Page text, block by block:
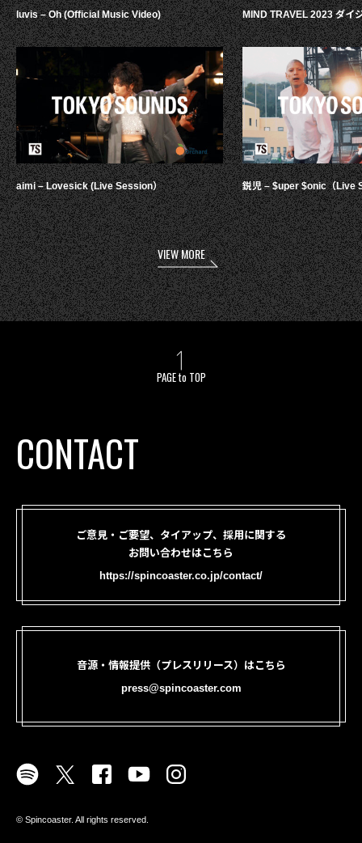
luvis – Oh (Official Music Video)
aimi – Lovesick (Live Session）
MIND TRAVEL 2023 ダイ
鋭児 – $uper $onic（Live
VIEW MORE
PAGE to TOP
CONTACT
ご意見・ご要望、タイアップ、採用に関する
お問い合わせはこちら
https://spincoaster.co.jp/contact/
音源・情報提供（プレスリリース）はこちら
press@spincoaster.com
©︎ Spincoaster. All rights reserved.